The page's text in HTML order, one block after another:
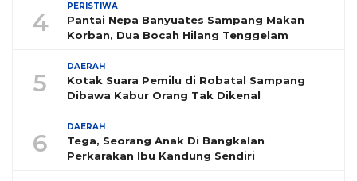
4
PERISTIWA
Pantai Nepa Banyuates Sampang Makan
Korban, Dua Bocah Hilang Tenggelam
5
DAERAH
Kotak Suara Pemilu di Robatal Sampang
Dibawa Kabur Orang Tak Dikenal
6
DAERAH
Tega, Seorang Anak Di Bangkalan
Perkarakan Ibu Kandung Sendiri